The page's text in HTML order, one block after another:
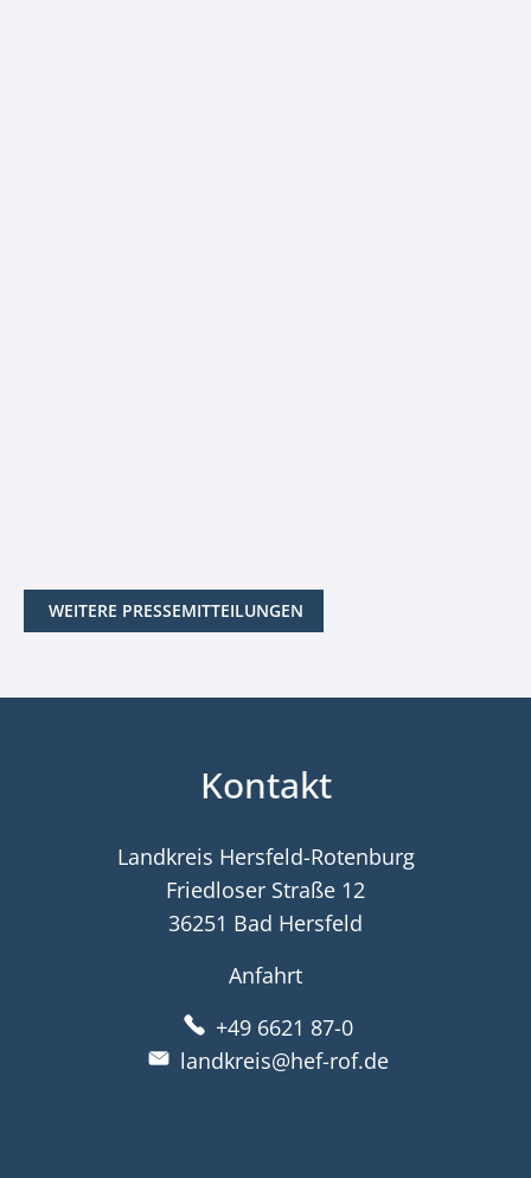
WEITERE PRESSEMITTEILUNGEN
Kontakt
Landkreis Hersfeld-Rotenburg
Friedloser Straße 12
36251 Bad Hersfeld
Anfahrt
+49 6621 87-0
landkreis@hef-rof.de